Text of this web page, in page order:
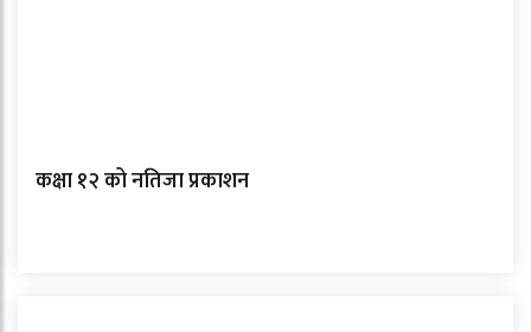
कक्षा १२ को नतिजा प्रकाशन